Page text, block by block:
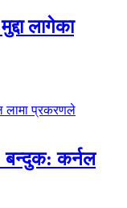
लागेका
बन्दुक: कर्नल